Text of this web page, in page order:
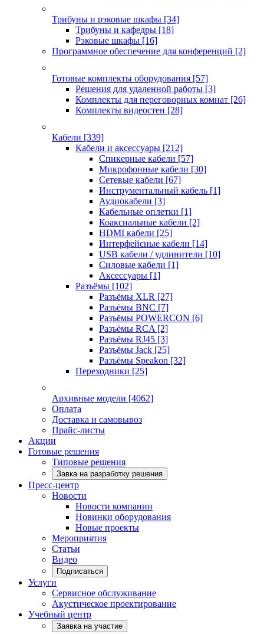
Трибуны и рэковые шкафы [34]
Трибуны и кафедры [18]
Рэковые шкафы [16]
Программное обеспечение для конференций [2]
Готовые комплекты оборудования [57]
Решения для удаленной работы [3]
Комплекты для переговорных комнат [26]
Комплекты видеостен [28]
Кабели [339]
Кабели и аксессуары [212]
Спикерные кабели [57]
Микрофонные кабели [30]
Сетевые кабели [67]
Инструментальный кабель [1]
Аудиокабели [3]
Кабельные оплетки [1]
Коаксиальные кабели [2]
HDMI кабели [25]
Интерфейсные кабели [14]
USB кабели / удлинители [10]
Силовые кабели [1]
Аксессуары [1]
Разъёмы [102]
Разъёмы XLR [27]
Разъёмы BNC [7]
Разъёмы POWERCON [6]
Разъёмы RCA [2]
Разъёмы RJ45 [3]
Разъёмы Jack [25]
Разъёмы Speakon [32]
Переходники [25]
Архивные модели [4062]
Оплата
Доставка и самовывоз
Прайс-листы
Акции
Готовые решения
Типовые решения
Завка на разработку решения
Пресс-центр
Новости
Новости компании
Новинки оборудования
Новые проекты
Мероприятия
Статьи
Видео
Подписаться
Услуги
Сервисное обслуживание
Акустическое проектирование
Учебный центр
Заявка на участие